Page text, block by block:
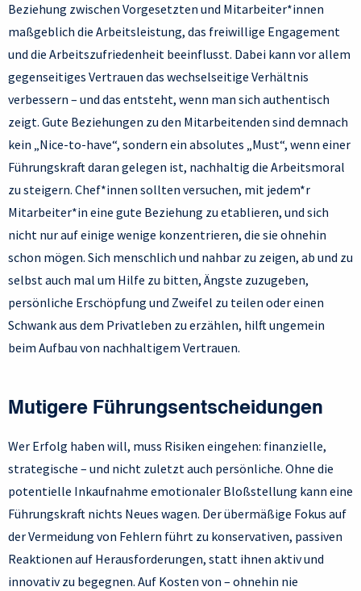
Beziehung zwischen Vorgesetzten und Mitarbeiter*innen
maßgeblich die Arbeitsleistung, das freiwillige Engagement
und die Arbeitszufriedenheit beeinflusst. Dabei kann vor allem
gegenseitiges Vertrauen das wechselseitige Verhältnis
verbessern – und das entsteht, wenn man sich authentisch
zeigt. Gute Beziehungen zu den Mitarbeitenden sind demnach
kein „Nice-to-have“, sondern ein absolutes „Must“, wenn einer
Führungskraft daran gelegen ist, nachhaltig die Arbeitsmoral
zu steigern. Chef*innen sollten versuchen, mit jedem*r
Mitarbeiter*in eine gute Beziehung zu etablieren, und sich
nicht nur auf einige wenige konzentrieren, die sie ohnehin
schon mögen. Sich menschlich und nahbar zu zeigen, ab und zu
selbst auch mal um Hilfe zu bitten, Ängste zuzugeben,
persönliche Erschöpfung und Zweifel zu teilen oder einen
Schwank aus dem Privatleben zu erzählen, hilft ungemein
beim Aufbau von nachhaltigem Vertrauen.
Mutigere Führungsentscheidungen
Wer Erfolg haben will, muss Risiken eingehen: finanzielle,
strategische – und nicht zuletzt auch persönliche. Ohne die
potentielle Inkaufnahme emotionaler Bloßstellung kann eine
Führungskraft nichts Neues wagen. Der übermäßige Fokus auf
der Vermeidung von Fehlern führt zu konservativen, passiven
Reaktionen auf Herausforderungen, statt ihnen aktiv und
innovativ zu begegnen. Auf Kosten von – ohnehin nie